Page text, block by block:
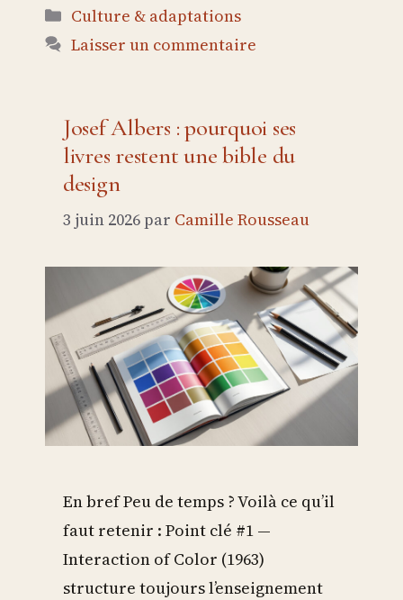
Catégories
Culture & adaptations
Laisser un commentaire
Josef Albers : pourquoi ses
livres restent une bible du
design
3 juin 2026 par Camille Rousseau
En bref Peu de temps ? Voilà ce qu’il
faut retenir : Point clé #1 —
Interaction of Color (1963)
structure toujours l’enseignement